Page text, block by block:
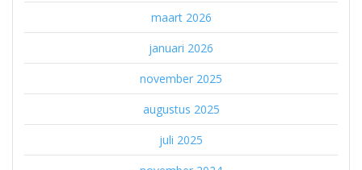
maart 2026
januari 2026
november 2025
augustus 2025
juli 2025